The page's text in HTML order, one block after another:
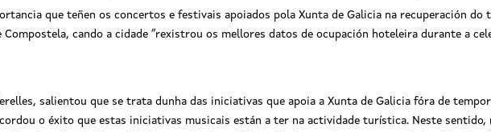
que teñen os concertos e festivais apoiados pola Xunta de Galicia na recuperación
Compostela, cando a cidade “rexistrou os mellores datos de ocupación hoteleira durante a
salientou que se trata dunha das iniciativas que apoia a Xunta de Galicia fóra de
o éxito que estas iniciativas musicais están a ter na actividade turística. Neste